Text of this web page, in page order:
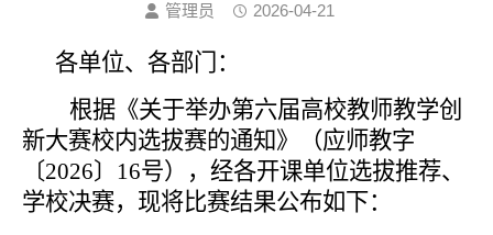
管理员 2026-04-21
各单位、各部门：
根据《关于举办第六届高校教师教学创
新大赛校内选拔赛的通知》（应师教字
〔2026〕16号），经各开课单位选拔推荐、
学校决赛，现将比赛结果公布如下：